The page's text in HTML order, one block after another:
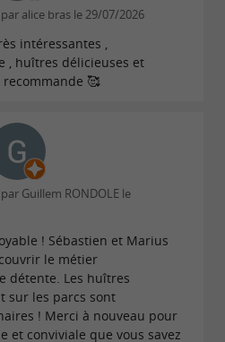
alice bras le 29/07/2026
intéressantes ,
, huîtres délicieuses et
recommande 🥰
Guillem RONDOLE le
! Sébastien et Marius
le métier
détente. Les huîtres
sur les parcs sont
! Merci à nouveau pour
et conviviale que vous savez